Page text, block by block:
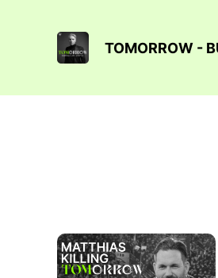
TOMORROW -